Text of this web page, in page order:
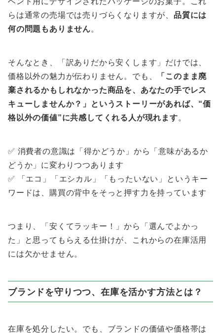
らは通常の売場では売りづらくなりますが、 品質には
何の問題もありません。
そんなとき、「訳ありだから安くします」だけでは、
価格以外の魅力が伝わりません。でも、
「このまま廃
棄されるかもしれなかった商品を、あなたの手でレス
キューしませんか？」というストーリーがあれば、“価
格以外の価値”に共感してくれる人が現れます。
✅ 消費者の意識は「得かどうか」から「意味があるか
どうか」に変わりつつあります
✅ 「エコ」「エシカル」「もったいない」というキー
ワードは、購買の背中をそっと押す力を持っています
つまり、「安くてラッキー！」から「選んでよかっ
た」と思ってもらえる仕掛けが、これからの在庫活用
には欠かせません。
ブランドを守りつつ、在庫を活かす方法とは？
在庫を処分したい。でも、ブランドの価値や価格帯は